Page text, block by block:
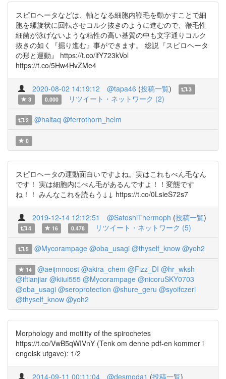
スピロヘータなどは、軸となる細胞内鞭毛を動かすことで細
胞を螺旋状に回転させコルク抜きのように進むので、鞭毛性
細菌が泳げないような粘性の高い基質の中も文字通りコルク
抜きの如く『掘り進む』事ができます。 総説『スピロヘータ
の形と運動』 https://t.co/lfY723kVol
https://t.co/5Hw4HvZMe4
2020-08-02 14:19:12 @tapa46 (投稿一覧)
3
3
0.000 リツイート・ネットワーク (2)
2 @haltaq @ferrothorn_helm
0
スピロヘータの運動面白いですよね。実はこれもべん毛なん
です！ 実は細胞内にべん毛があるんですよ！！変態です
ね！！ みんなこれを読もう↓↓ https://t.co/0LsieS72s7
2019-12-14 12:12:51 @SatoshiThermoph (投稿一覧)
4 16 0.478 リツイート・ネットワーク (5)
5 @Mycorampage @oba_usagi @thyself_know @yoh2
14 @aeijmnoost @akira_chem @Fizz_DI @hr_wksh
@iftianjiar @kiiui555 @Mycorampage @nicoruSKY0703
@oba_usagi @seroprotection @shure_geru @syoifczeri
@thyself_know @yoh2
Morphology and motility of the spirochetes
https://t.co/VwB5qWIVnY (Tenk om denne pdf-en kommer i
engelsk utgave): 1/2
2014-09-11 00:11:04 @desmoda1 (投稿一覧)